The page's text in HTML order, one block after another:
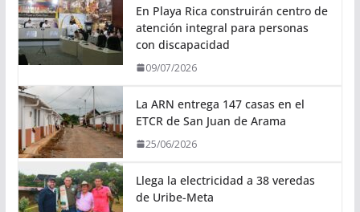
En Playa Rica construirán centro de
atención integral para personas
con discapacidad
09/07/2026
La ARN entrega 147 casas en el
ETCR de San Juan de Arama
25/06/2026
Llega la electricidad a 38 veredas
de Uribe-Meta